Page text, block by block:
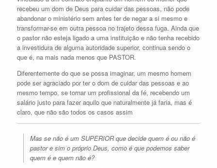
recebeu um dom de Deus para cuidar das pessoas, não pode
abandonar o ministério sem antes ter de negar a si mesmo e
transformar-se em outra pessoa no trajeto dessa fuga. Ainda que
o pastor não esteja ligado a uma instituição e não tenha recebido
a investidura de alguma autoridade superior, continua sendo o
que é, na mais nada menos que PASTOR.
Diferentemente do que se possa imaginar, um mesmo homem
pode ser agraciado por ter o dom de cuidar das pessoas e ao
mesmo tempo, se tornar um profissional da fé, recebendo um
salário justo para fazer aquilo que naturalmente já faria, mas é
claro, que não são todos os casos assim
Mas se não é um SUPERIOR que decide quem é ou não é
pastor e sim o próprio Deus, como é que podemos saber
quem é e quem não é?